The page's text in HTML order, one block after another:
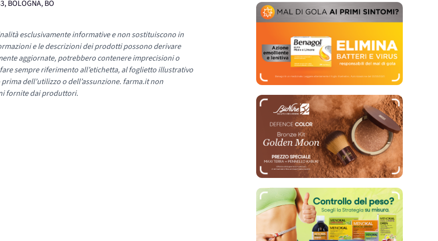
BOLOGNA, BO
esclusivamente informative e non sostituiscono in
e le descrizioni dei prodotti possono derivare
aggiornate, potrebbero contenere imprecisioni o
sempre riferimento all’etichetta, al foglietto illustrativo
dell’utilizzo o dell’assunzione. farma.it non
fornite dai produttori.